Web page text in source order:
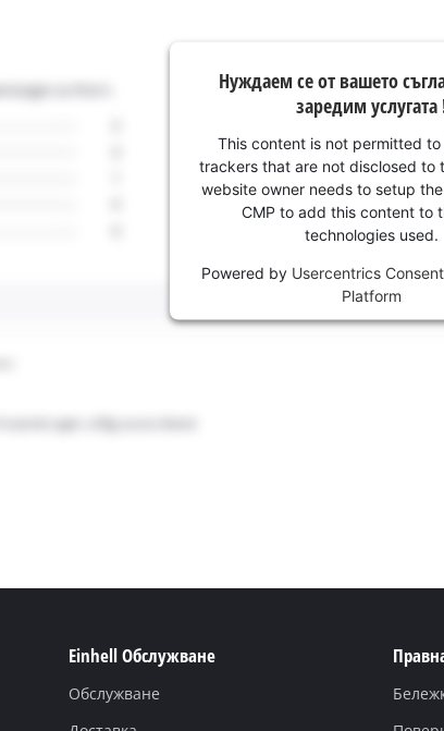
Нуждаем се от вашето
заредим услугата
This content is not permitted
trackers that are not disclosed to
website owner needs to setup
CMP to add this content to
technologies used.
Powered by Usercentrics
Platform
Einhell Обслужване
Обслужване